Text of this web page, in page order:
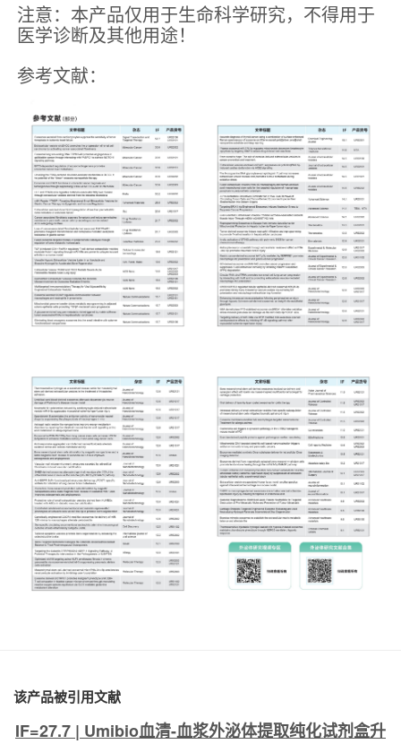
注意：本产品仅用于生命科学研究，不得用于
医学诊断及其他用途！
参考文献：
该产品被引用文献
IF=27.7 | Umibio血清-血浆外泌体提取纯化试剂盒升